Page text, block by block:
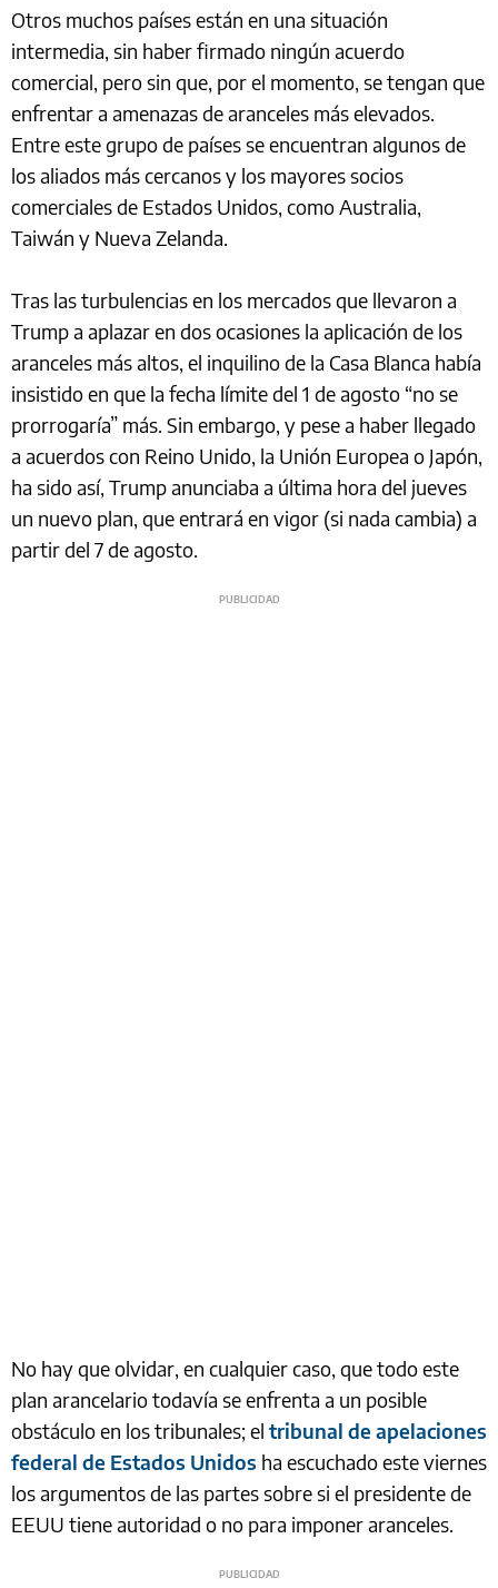
Otros muchos países están en una situación
intermedia, sin haber firmado ningún acuerdo
comercial, pero sin que, por el momento, se tengan que
enfrentar a amenazas de aranceles más elevados.
Entre este grupo de países se encuentran algunos de
los aliados más cercanos y los mayores socios
comerciales de Estados Unidos, como Australia,
Taiwán y Nueva Zelanda.
Tras las turbulencias en los mercados que llevaron a
Trump a aplazar en dos ocasiones la aplicación de los
aranceles más altos, el inquilino de la Casa Blanca había
insistido en que la fecha límite del 1 de agosto “no se
prorrogaría” más. Sin embargo, y pese a haber llegado
a acuerdos con Reino Unido, la Unión Europea o Japón,
ha sido así, Trump anunciaba a última hora del jueves
un nuevo plan, que entrará en vigor (si nada cambia) a
partir del 7 de agosto.
No hay que olvidar, en cualquier caso, que todo este
plan arancelario todavía se enfrenta a un posible
obstáculo en los tribunales; el tribunal de apelaciones
federal de Estados Unidos ha escuchado este viernes
los argumentos de las partes sobre si el presidente de
EEUU tiene autoridad o no para imponer aranceles.